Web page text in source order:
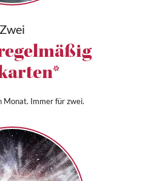
Zwei
Monat. Immer für zwei.